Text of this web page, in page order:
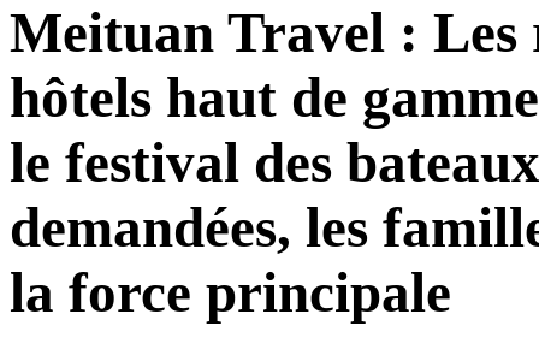
Meituan Travel : Les
hôtels haut de
le festival des
demandées, les
la force principale